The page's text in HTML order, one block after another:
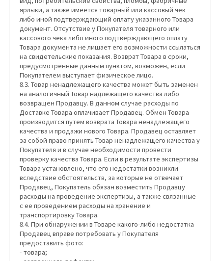
ярлыки, а также имеется товарный или кассовый чек
либо иной подтверждающий оплату указанного Товара
документ. Отсутствие у Покупателя товарного или
кассового чека либо иного подтверждающего оплату
Товара документа не лишает его возможности ссылаться
на свидетельские показания. Возврат Товара в сроки,
предусмотренные данным пунктом, возможен, если
Покупателем выступает физическое лицо.
8.3. Товар ненадлежащего качества может быть заменен
на аналогичный Товар надлежащего качества либо
возвращен Продавцу. В данном случае расходы по
Доставке Товара оплачивает Продавец. Обмен Товара
производится путем возврата Товара ненадлежащего
качества и продажи нового Товара. Продавец оставляет
за собой право принять Товар ненадлежащего качества у
Покупателя и в случае необходимости провести
проверку качества Товара. Если в результате экспертизы
Товара установлено, что его недостатки возникли
вследствие обстоятельств, за которые не отвечает
Продавец, Покупатель обязан возместить Продавцу
расходы на проведение экспертизы, а также связанные
с ее проведением расходы на хранение и
транспортировку Товара.
8.4. При обнаружении в Товаре какого-либо недостатка
Продавец вправе потребовать у Покупателя
предоставить фото:
- товара;